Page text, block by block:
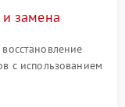
замена
с использованием
микросхемы
USB